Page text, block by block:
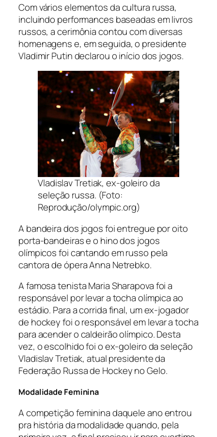
Com vários elementos da cultura russa,
incluindo performances baseadas em livros
russos, a cerimônia contou com diversas
homenagens e, em seguida, o presidente
Vladimir Putin declarou o início dos jogos.
Vladislav Tretiak, ex-goleiro da
seleção russa. (Foto:
Reprodução/olympic.org)
A bandeira dos jogos foi entregue por oito
porta-bandeiras e o hino dos jogos
olímpicos foi cantando em russo pela
cantora de ópera Anna Netrebko.
A famosa tenista Maria Sharapova foi a
responsável por levar a tocha olímpica ao
estádio. Para a corrida final, um ex-jogador
de hockeyfoi o responsável em levar a tocha
para acender o caldeirão olímpico. Desta
vez, o escolhido foi o ex-goleiro da seleção
Vladislav Tretiak, atual presidente da
Federação Russa de Hockey no Gelo.
Modalidade Feminina
A competição feminina daquele ano entrou
pra história da modalidade quando, pela